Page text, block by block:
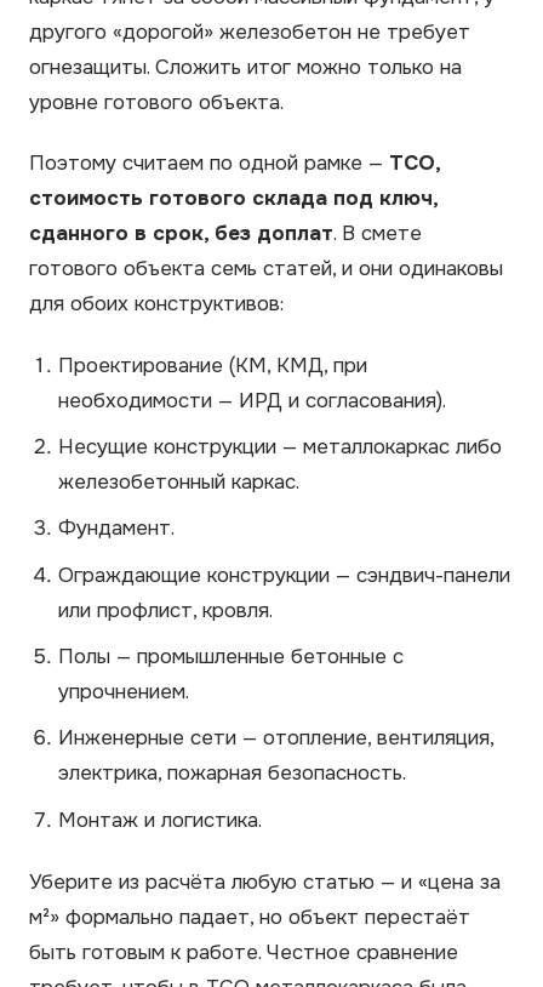
другого «дорогой» железобетон не требует
огнезащиты. Сложить итог можно только на
уровне готового объекта.
Поэтому считаем по одной рамке — TCO,
стоимость готового склада под ключ,
сданного в срок, без доплат. В смете
готового объекта семь статей, и они одинаковы
для обоих конструктивов:
Проектирование (КМ, КМД, при
необходимости — ИРД и согласования).
Несущие конструкции — металлокаркас либо
железобетонный каркас.
Фундамент.
Ограждающие конструкции — сэндвич-панели
или профлист, кровля.
Полы — промышленные бетонные с
упрочнением.
Инженерные сети — отопление, вентиляция,
электрика, пожарная безопасность.
Монтаж и логистика.
Уберите из расчёта любую статью — и «цена за
м²» формально падает, но объект перестаёт
быть готовым к работе. Честное сравнение